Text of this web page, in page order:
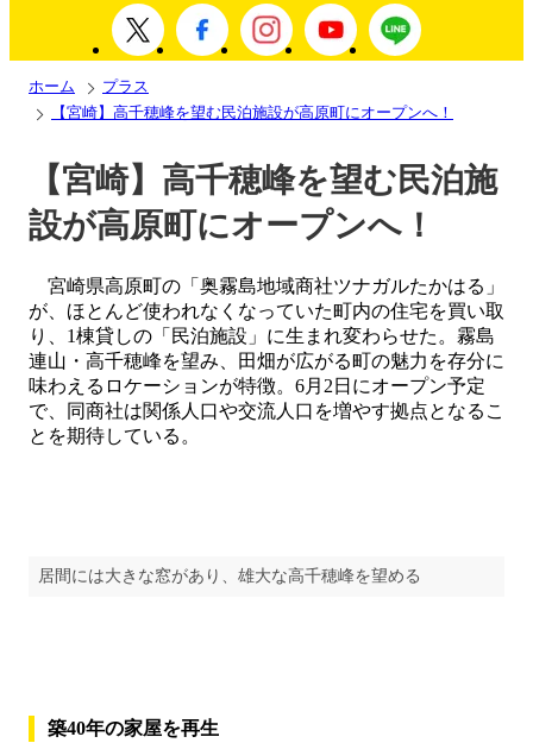
ホーム
プラス
【宮崎】高千穂峰を望む民泊施設が高原町にオープンへ！
【宮崎】高千穂峰を望む民泊施
設が高原町にオープンへ！
宮崎県高原町の「奥霧島地域商社ツナガルたかはる」
が、ほとんど使われなくなっていた町内の住宅を買い取
り、1棟貸しの「民泊施設」に生まれ変わらせた。霧島
連山・高千穂峰を望み、田畑が広がる町の魅力を存分に
味わえるロケーションが特徴。6月2日にオープン予定
で、同商社は関係人口や交流人口を増やす拠点となるこ
とを期待している。
居間には大きな窓があり、雄大な高千穂峰を望める
築40年の家屋を再生